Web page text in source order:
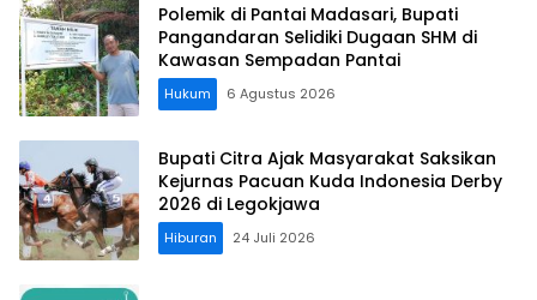
Polemik di Pantai Madasari, Bupati
Pangandaran Selidiki Dugaan SHM di
Kawasan Sempadan Pantai
Hukum 6 Agustus 2026
Bupati Citra Ajak Masyarakat Saksikan
Kejurnas Pacuan Kuda Indonesia Derby
2026 di Legokjawa
Hiburan 24 Juli 2026